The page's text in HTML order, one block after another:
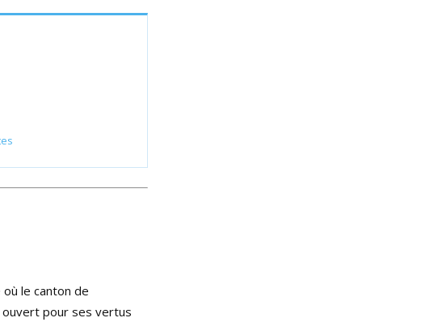
le canton de
ouvert pour ses vertus